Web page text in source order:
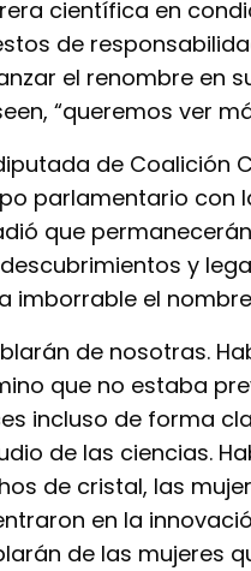
científica en
de
el renombre en
“queremos ver
de Coalición
parlamentario con
que
y
imborrable el
de nosotras.
que no estaba
incluso de forma
de las ciencias.
de cristal, las
en la
de las mujeres